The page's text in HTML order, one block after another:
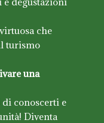
che
turismo
una
conoscerti e
Diventa